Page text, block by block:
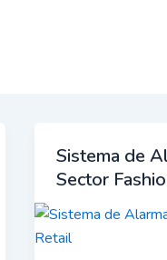
Sistema de
Sector